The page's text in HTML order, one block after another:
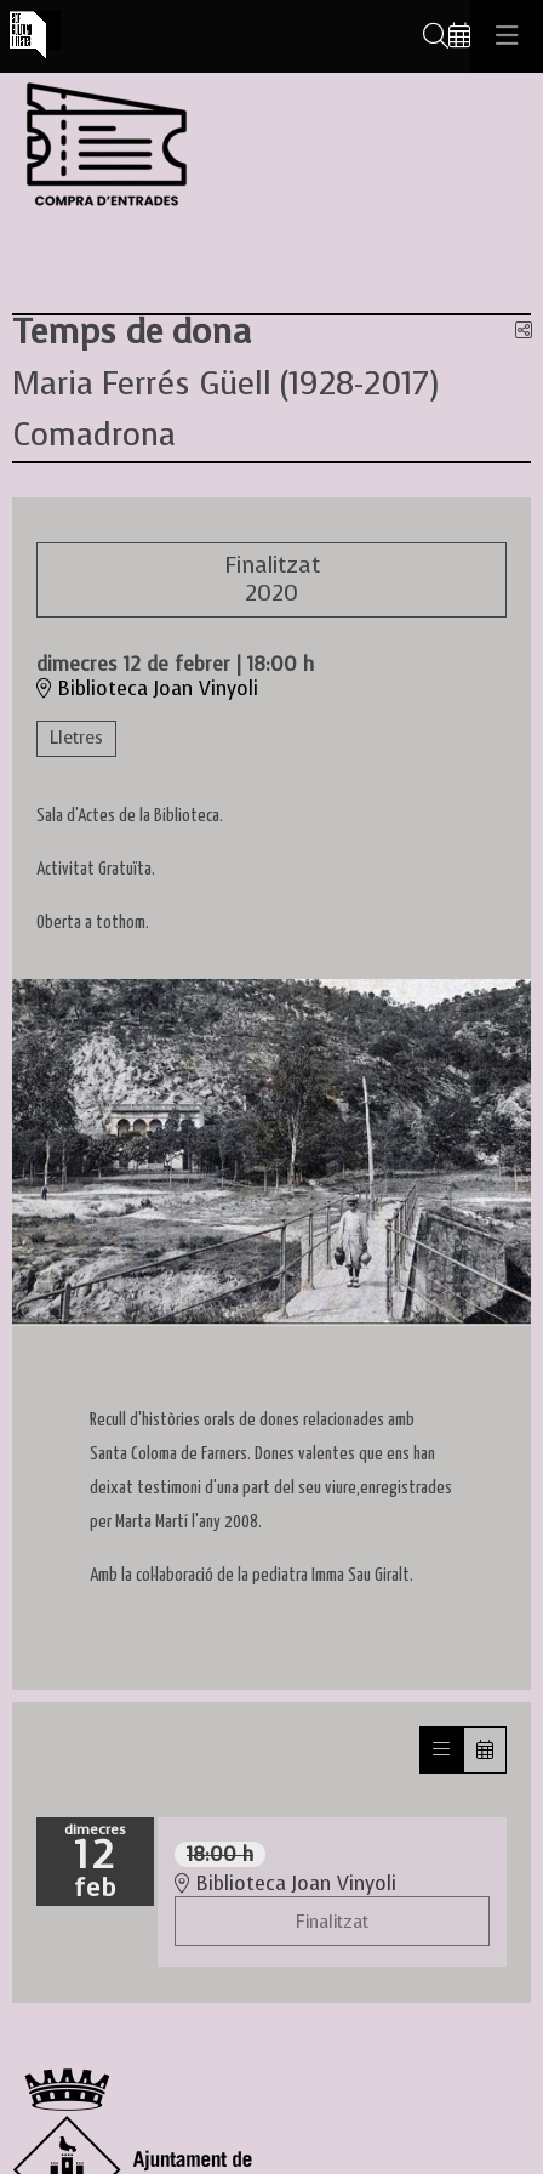
Temps de dona
Maria Ferrés Güell (1928-2017)
Comadrona
Finalitzat
2020
dimecres 12 de febrer | 18:00 h
Biblioteca Joan Vinyoli
Lletres
Sala d'Actes de la Biblioteca.
Activitat Gratuïta.
Oberta a tothom.
Recull d'històries orals de dones relacionades amb
Santa Coloma de Farners. Dones valentes que ens han
deixat testimoni d'una part del seu viure,enregistrades
per Marta Martí l'any 2008.
Amb la col·laboració de la pediatra Imma Sau Giralt.
dimecres
12
feb
18:00 h
Biblioteca Joan Vinyoli
Finalitzat